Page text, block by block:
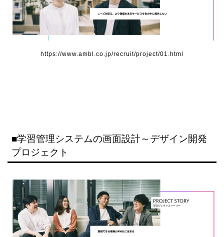
https://www.ambl.co.jp/recruit/project/01.html
■学習管理システムの画面設計～デザイン開発
プロジェクト